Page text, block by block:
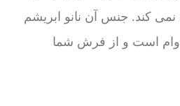
کند. جنس آن نانو ابریشم
است و از فرش شما